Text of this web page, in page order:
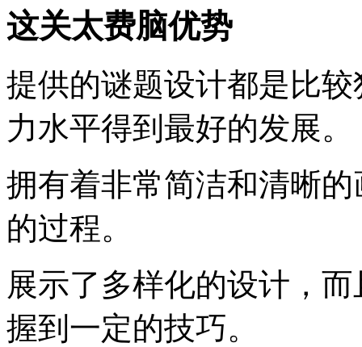
这关太费脑优势
提供的谜题设计都是比
力水平得到最好的发展。
拥有着非常简洁和清晰
的过程。
展示了多样化的设计，
握到一定的技巧。